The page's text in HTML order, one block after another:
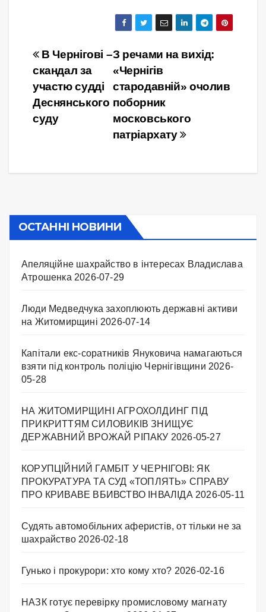
Навігація
записів
З речами на вихід:
«Чернігів
стародавній» очолив
поборник
московського
патріархату
В Чернігові –
скандал за
участю судді
Деснянського
суду
ОСТАННІ НОВИНИ
Апеляційне шахрайство в інтересах Владислава
Атрошенка 2026-07-29
Люди Медведчука захоплюють державні активи
на Житомирщині 2026-07-14
Капітали екс-соратників Януковича намагаються
взяти під контроль поліцію Чернігівщини 2026-
05-28
НА ЖИТОМИРЩИНІ АГРОХОЛДИНГ ПІД
ПРИКРИТТЯМ СИЛОВИКІВ ЗНИЩУЄ
ДЕРЖАВНИЙ ВРОЖАЙ РІПАКУ ​ 2026-05-27
КОРУПЦІЙНИЙ ГАМБІТ У ЧЕРНІГОВІ: ЯК
ПРОКУРАТУРА ТА СУД «ТОПЛЯТЬ» СПРАВУ
ПРО КРИВАВЕ ВБИВСТВО ІНВАЛІДА 2026-05-11
Судять автомобільних аферистів, от тільки не за
шахрайство 2026-02-18
Гунько і прокурори: хто кому хто? 2026-02-16
НАЗК готує перевірку промисловому магнату